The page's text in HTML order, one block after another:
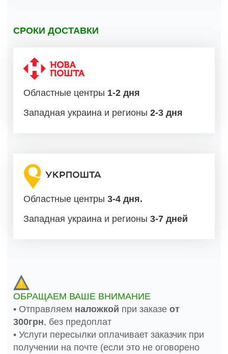
СРОКИ ДОСТАВКИ
Областные центры 1-2 дня
Западная украина и регионы 2-3 дня
Областные центры 3-4 дня.
Западная украина и регионы 3-7 дней
ОБРАЩАЕМ ВАШЕ ВНИМАНИЕ
• Отправляем наложкой при заказе от
300грн, без предоплат
• Услуги пересылки оплачивает заказчик при
получении на почте (если это не оговорено